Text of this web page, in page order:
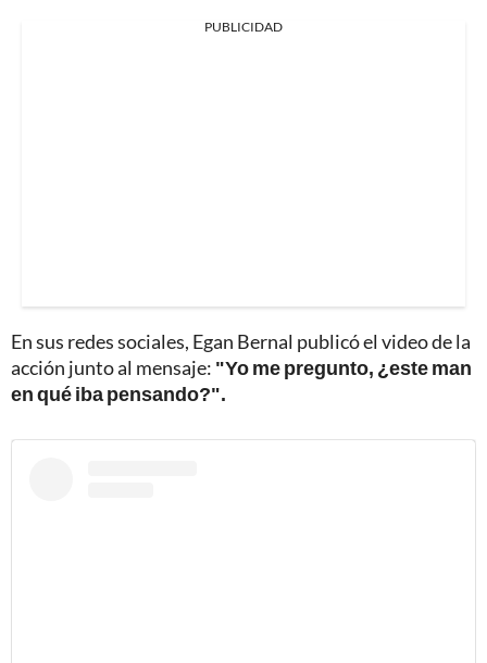
PUBLICIDAD
En sus redes sociales, Egan Bernal publicó el video de la
acción junto al mensaje: "Yo me pregunto, ¿este man
en qué iba pensando?".